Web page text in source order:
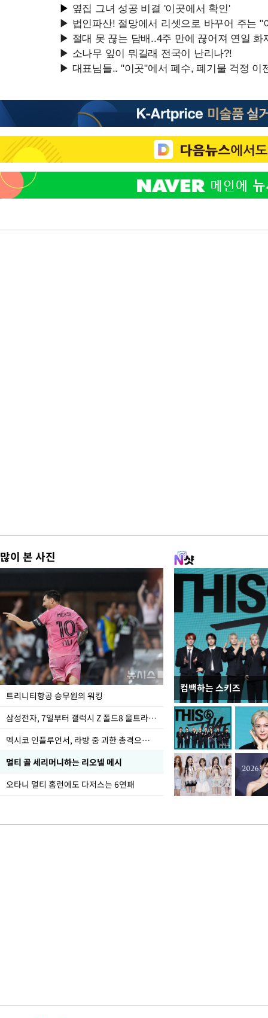
많이 본 사진
트리니티항공 승무원의 워킹
삼성전자, 7일부터 갤럭시 Z 폴드8 울트라·폴드8·플립8 출시
멕시코 인플루언서, 라방 중 괴한 총격으로 사망
멀티 골 세리머니하는 리오넬 메시
오타니 멀티 홈런에도 다저스는 6연패
컴백하는 스키즈
입추 하루 앞둔 전남
폭염